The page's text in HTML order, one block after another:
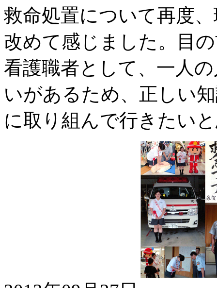
救命処置について再度
改めて感じました。目
看護職者として、一人
いがあるため、正しい
に取り組んで行きたい